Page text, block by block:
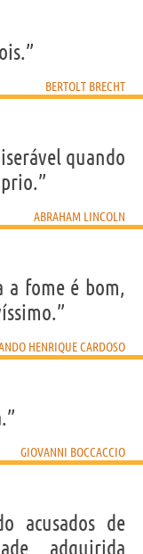
BERTOLT BRECHT
quando
ABRAHAM LINCOLN
a fome é bom,
HENRIQUE CARDOSO
GIOVANNI BOCCACCIO
acusados de
adquirida